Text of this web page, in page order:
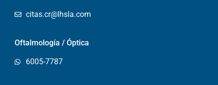
citas.cr@lhsla.com
Oftalmología / Óptica
6005-7787